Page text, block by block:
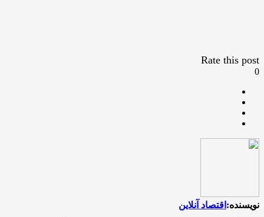
Rate this post
0
نویسنده: اقتصاد آنلاین